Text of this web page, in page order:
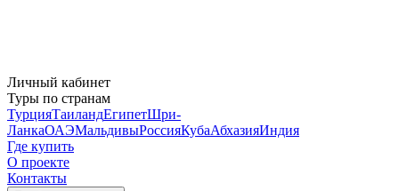
Личный кабинет
Туры по странам
ТурцияТаиландЕгипетШри-
ЛанкаОАЭМальдивыРоссияКубаАбхазияИндия
Где купить
О проекте
Контакты